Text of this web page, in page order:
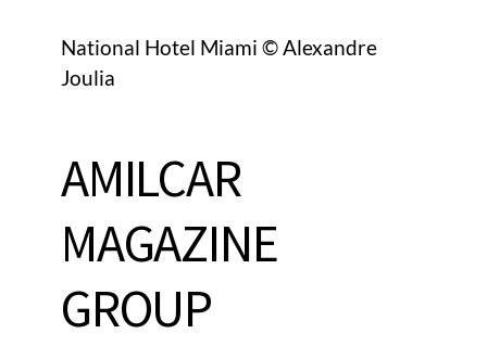
National Hotel Miami © Alexandre
Joulia
AMILCAR
MAGAZINE
GROUP